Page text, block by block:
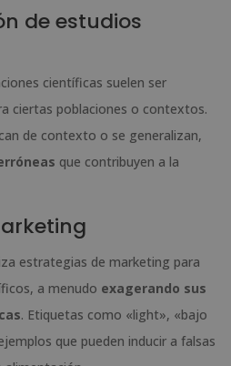
de estudios
científicas suelen ser
ciertas poblaciones o contextos.
de contexto o se generalizan,
que contribuyen a la
estrategias de marketing para
a menudo exagerando sus
. Etiquetas como «light», «bajo
que pueden inducir a falsas